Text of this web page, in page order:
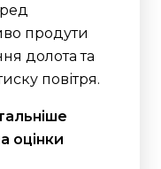
продути
долота та
повітря.
оцінки